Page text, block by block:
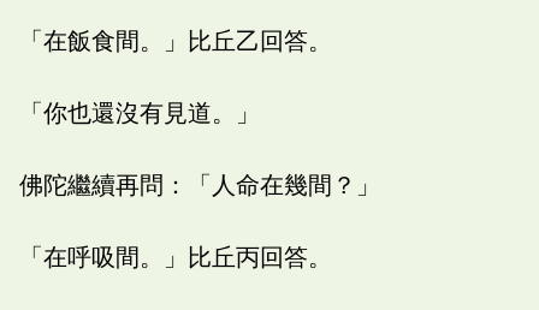
「在飯食間。」比丘乙回答。
「你也還沒有見道。」
佛陀繼續再問：「人命在幾間？」
「在呼吸間。」比丘丙回答。